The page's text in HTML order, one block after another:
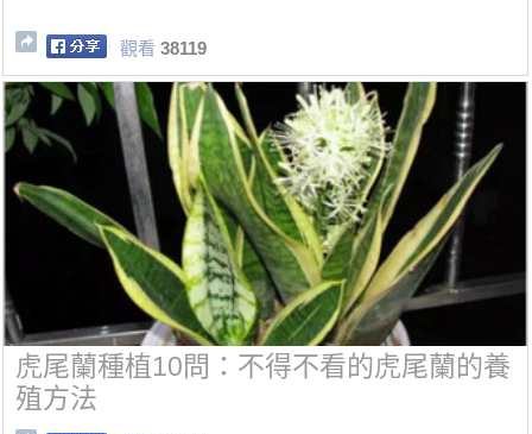
觀看 38119
虎尾蘭種植10問：不得不看的虎尾蘭的養
殖方法